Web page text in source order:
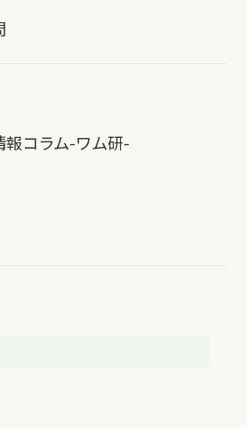
報コラム-ワム研-